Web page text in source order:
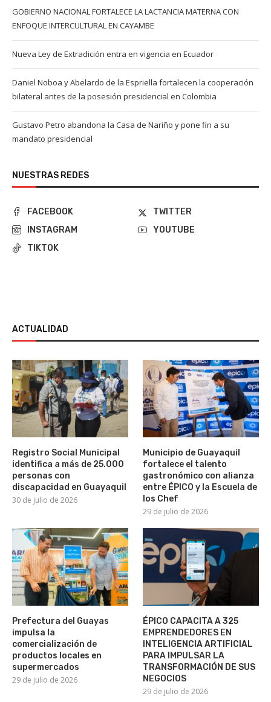
GOBIERNO NACIONAL FORTALECE LA LACTANCIA MATERNA CON
ENFOQUE INTERCULTURAL EN CAYAMBE
Nueva Ley de Extradición entra en vigencia en Ecuador
Daniel Noboa y Abelardo de la Espriella fortalecen la cooperación
bilateral antes de la posesión presidencial en Colombia
Gustavo Petro abandona la Casa de Nariño y pone fin a su
mandato presidencial
NUESTRAS REDES
FACEBOOK
TWITTER
INSTAGRAM
YOUTUBE
TIKTOK
ACTUALIDAD
Registro Social Municipal
identifica a más de 25.000
personas con
discapacidad en Guayaquil
30 de julio de 2026
Municipio de Guayaquil
fortalece el talento
gastronómico con alianza
entre ÉPICO y la Escuela de
los Chef
29 de julio de 2026
Prefectura del Guayas
impulsa la
comercialización de
productos locales en
supermercados
29 de julio de 2026
ÉPICO CAPACITA A 325
EMPRENDEDORES EN
INTELIGENCIA ARTIFICIAL
PARA IMPULSAR LA
TRANSFORMACIÓN DE SUS
NEGOCIOS
29 de julio de 2026